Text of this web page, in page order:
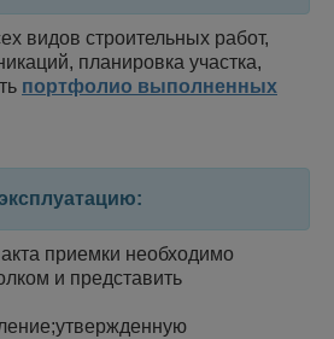
видов строительных работ,
планировка участка,
портфолио выполненных
приемки необходимо
и представить
утвержденную